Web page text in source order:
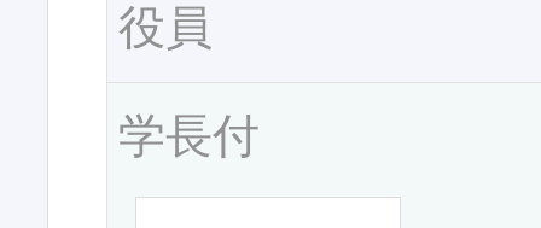
役員
学長付